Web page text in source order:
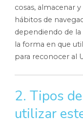
cosas, almacenar
hábitos de
dependiendo de
la forma en que
para reconocer al
2. Tipos
utilizar